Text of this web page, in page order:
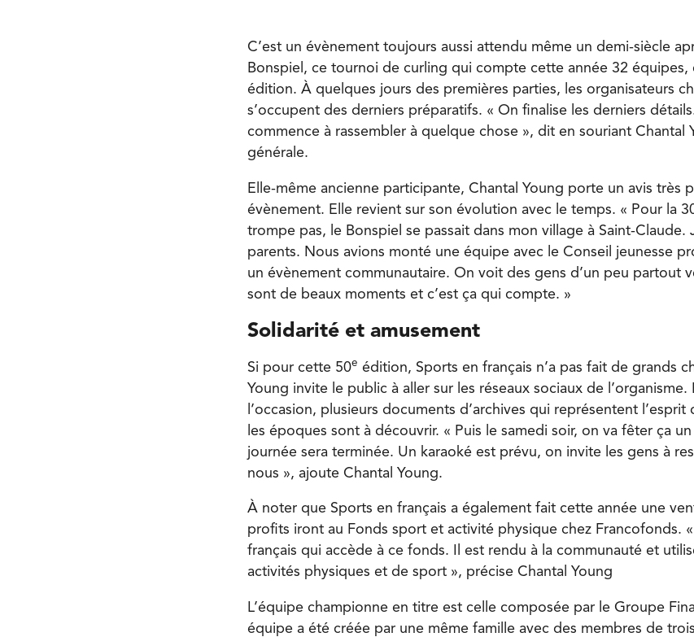
C’est un évènement toujours aussi attendu même un demi-siècle
Bonspiel, ce tournoi de curling qui compte cette année 32 équipes,
édition. À quelques jours des premières parties, les organisateurs
s’occupent des derniers préparatifs. « On finalise les derniers
commence à rassembler à quelque chose », dit en souriant Chantal
générale.
Elle-même ancienne participante, Chantal Young porte un avis très
évènement. Elle revient sur son évolution avec le temps. « Pour la
trompe pas, le Bonspiel se passait dans mon village à Saint-Claude.
parents. Nous avions monté une équipe avec le Conseil jeunesse
un évènement communautaire. On voit des gens d’un peu partout
sont de beaux moments et c’est ça qui compte. »
Solidarité et amusement
Si pour cette 50e édition, Sports en français n’a pas fait de grands
Young invite le public à aller sur les réseaux sociaux de
l’occasion, plusieurs documents d’archives qui représentent l’esprit
les époques sont à découvrir. « Puis le samedi soir, on va fêter ça
journée sera terminée. Un karaoké est prévu, on invite les gens à
nous », ajoute Chantal Young.
À noter que Sports en français a également fait cette année une
profits iront au Fonds sport et activité physique chez Francofonds. «
français qui accède à ce fonds. Il est rendu à la communauté et
activités physiques et de sport », précise Chantal Young
L’équipe championne en titre est celle composée par le Groupe
équipe a été créée par une même famille avec des membres de